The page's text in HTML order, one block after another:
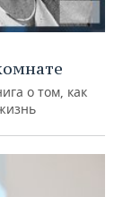
о том, как